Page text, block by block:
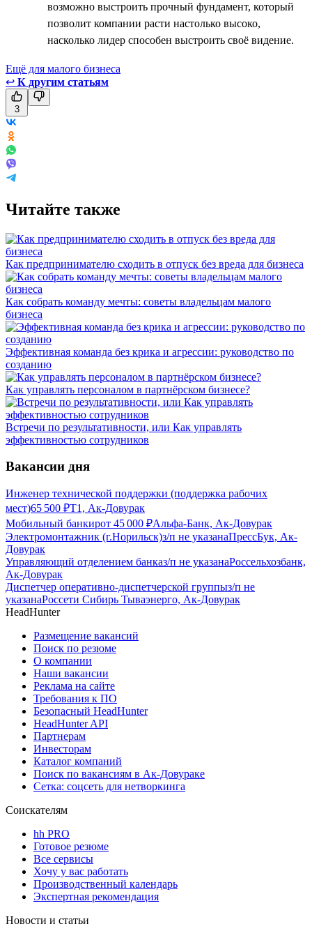
возможно выстроить прочный фундамент, который
позволит компании расти настолько высоко,
насколько лидер способен выстроить своё видение.
Ещё для малого бизнеса
↩ К другим статьям
3
Читайте также
Как предпринимателю сходить в отпуск без вреда для бизнеса
Как собрать команду мечты: советы владельцам малого
бизнеса
Эффективная команда без крика и агрессии: руководство по
созданию
Как управлять персоналом в партнёрском бизнесе?
Встречи по результативности, или Как управлять
эффективностью сотрудников
Вакансии дня
Инженер технической поддержки (поддержка рабочих
мест)65 500 ₽Т1, Ак-Довурак
Мобильный банкирот 45 000 ₽Альфа-Банк, Ак-Довурак
Электромонтажник (г.Норильск)з/п не указанаПрессБук, Ак-
Довурак
Управляющий отделением банказ/п не указанаРоссельхозбанк,
Ак-Довурак
Диспетчер оперативно-диспетчерской группыз/п не
указанаРоссети Сибирь Тываэнерго, Ак-Довурак
HeadHunter
Размещение вакансий
Поиск по резюме
О компании
Наши вакансии
Реклама на сайте
Требования к ПО
Безопасный HeadHunter
HeadHunter API
Партнерам
Инвесторам
Каталог компаний
Поиск по вакансиям в Ак-Довураке
Сетка: соцсеть для нетворкинга
Соискателям
hh PRO
Готовое резюме
Все сервисы
Хочу у вас работать
Производственный календарь
Экспертная рекомендация
Новости и статьи